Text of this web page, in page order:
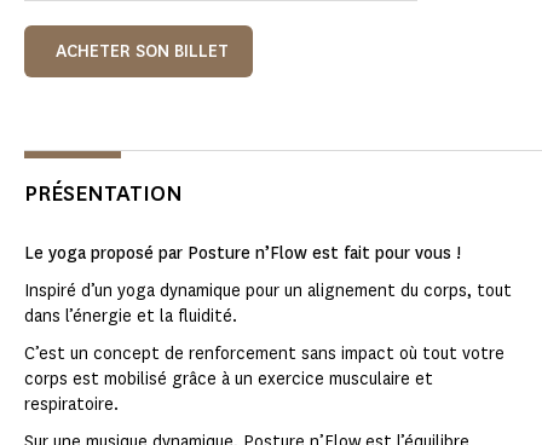
ACHETER SON BILLET
PRÉSENTATION
Le yoga proposé par Posture n’Flow est fait pour vous !
Inspiré d’un yoga dynamique pour un alignement du corps, tout
dans l’énergie et la fluidité.
C’est un concept de renforcement sans impact où tout votre
corps est mobilisé grâce à un exercice musculaire et
respiratoire.